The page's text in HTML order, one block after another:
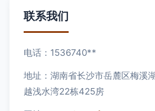
联系我们
电话：1536740**
地址：湖南省长沙市岳麓区梅溪
越浅水湾22栋425房